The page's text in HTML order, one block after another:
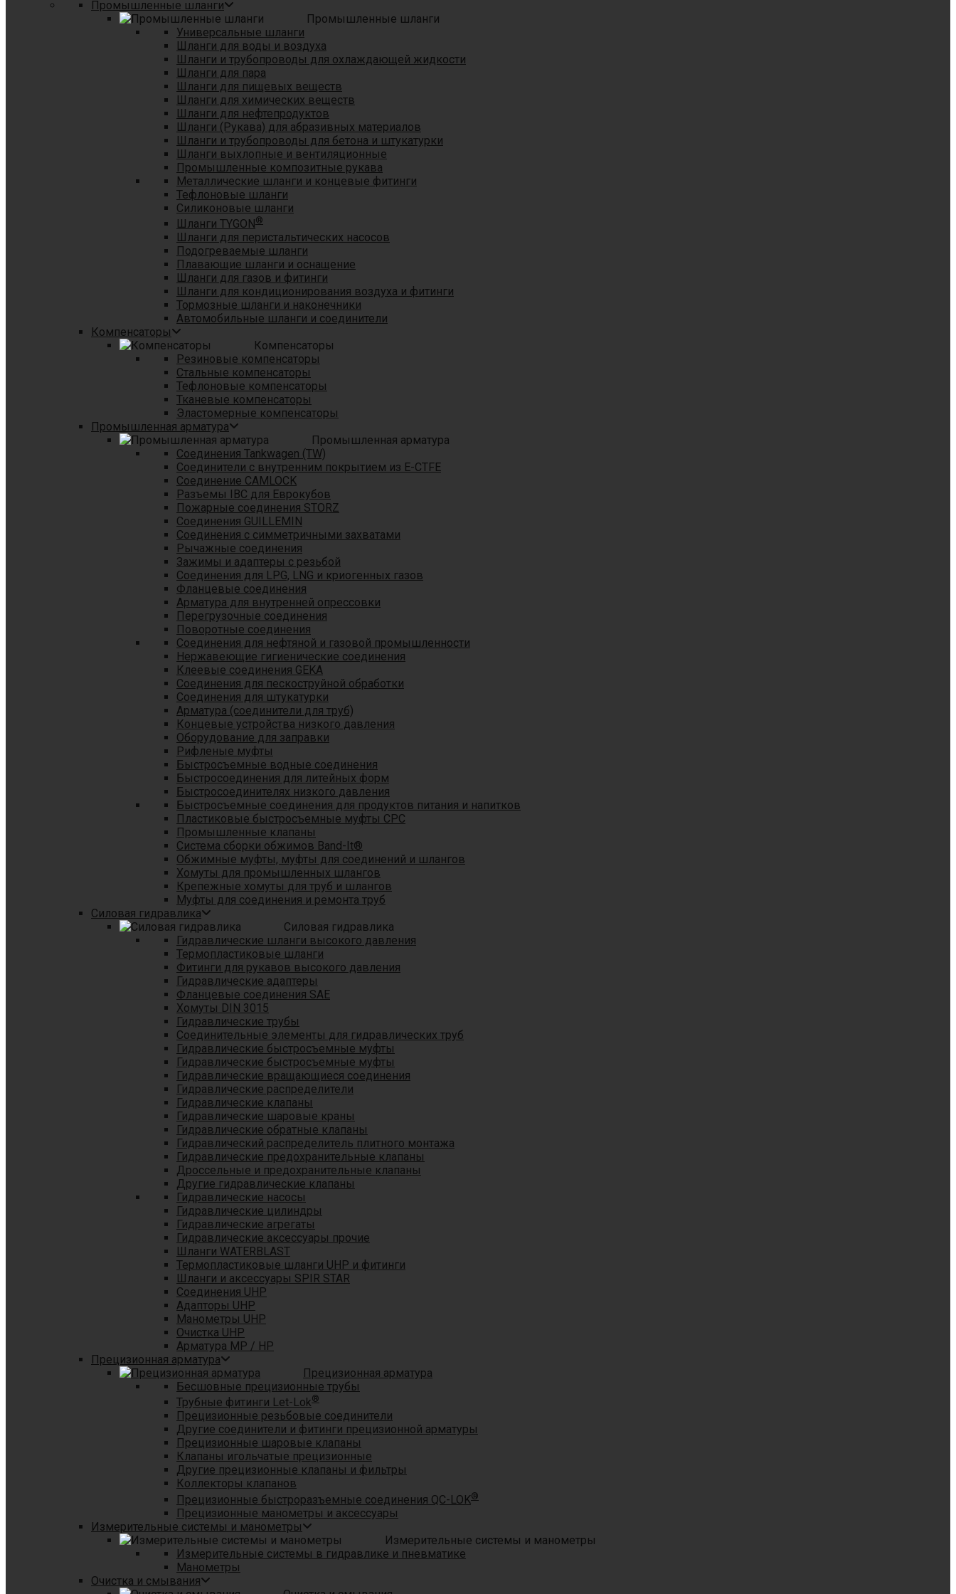
Промышленные шланги
Промышленные шланги
Универсальные шланги
Шланги для воды и воздуха
Шланги и трубопроводы для охлаждающей жидкости
Шланги для пара
Шланги для пищевых веществ
Шланги для химических веществ
Шланги для нефтепродуктов
Шланги (Рукава) для абразивных материалов
Шланги и трубопроводы для бетона и штукатурки
Шланги выхлопные и вентиляционные
Промышленные композитные рукава
Металлические шланги и концевые фитинги
Тефлоновые шланги
Силиконовые шланги
Шланги TYGON®
Шланги для перистальтических насосов
Подогреваемые шланги
Плавающие шланги и оснащение
Шланги для газов и фитинги
Шланги для кондиционирования воздуха и фитинги
Тормозные шланги и наконечники
Автомобильные шланги и соединители
Компенсаторы
Компенсаторы
Резиновые компенсаторы
Стальные компенсаторы
Тефлоновые компенсаторы
Тканевые компенсаторы
Эластомерные компенсаторы
Промышленная арматура
Промышленная арматура
Соединения Tankwagen (TW)
Соединители с внутренним покрытием из E-CTFE
Соединение CAMLOCK
Разъемы IBC для Еврокубов
Пожарные соединения STORZ
Соединения GUILLEMIN
Соединения с симметричными захватами
Рычажные соединения
Зажимы и адаптеры с резьбой
Соединения для LPG, LNG и криогенных газов
Фланцевые соединения
Арматура для внутренней опрессовки
Перегрузочные соединения
Поворотные соединения
Соединения для нефтяной и газовой промышленности
Нержавеющие гигиенические соединения
Клеевые соединения GEKA
Соединения для пескоструйной обработки
Cоединения для штукатурки
Арматура (соединители для труб)
Концевые устройства низкого давления
Оборудование для заправки
Рифленые муфты
Быстросъемные водные соединения
Быстросоединения для литейных форм
Быстросоединителях низкого давления
Быстросъемные соединения для продуктов питания и напитков
Пластиковые быстросъемные муфты CPC
Промышленные клапаны
Система сборки обжимов Band-It®
Обжимные муфты, муфты для соединений и шлангов
Хомуты для промышленных шлангов
Крепежные хомуты для труб и шлангов
Муфты для соединения и ремонта труб
Силовая гидравлика
Силовая гидравлика
Гидравлические шланги высокого давления
Термопластиковые шланги
Фитинги для рукавов высокого давления
Гидравлические адаптеры
Фланцевые соединения SAE
Хомуты DIN 3015
Гидравлические трубы
Соединительные элементы для гидравлических труб
Гидравлические быстросъемные муфты
Гидравлические быстросъемные муфты
Гидравлические вращающиеся соединения
Гидравлические распределители
Гидравлические клапаны
Гидравлические шаровые краны
Гидравлические обратные клапаны
Гидравлический распределитель плитного монтажа
Гидравлические предохранительные клапаны
Дроссельные и предохранительные клапаны
Другие гидравлические клапаны
Гидравлические насосы
Гидравлические цилиндры
Гидравлические агрегаты
Гидравлические аксессуары прочие
Шланги WATERBLAST
Термопластиковые шланги UHP и фитинги
Шланги и аксессуары SPIR STAR
Соединения UHP
Адапторы UHP
Манометры UHP
Очистка UHP
Арматура MP / HP
Прецизионная арматура
Прецизионная арматура
Бесшовные прецизионные трубы
Трубные фитинги Let-Lok®
Прецизионные резьбовые соединители
Другие соединители и фитинги прецизионной арматуры
Прецизионные шаровые клапаны
Клапаны игольчатые прецизионные
Другие прецизионные клапаны и фильтры
Коллекторы клапанов
Прецизионные быстроразъемные соединения QC-LOK®
Прецизионные манометры и аксессуары
Измерительные системы и манометры
Измерительные системы и манометры
Измерительные системы в гидравлике и пневматике
Манометры
Очистка и смывания